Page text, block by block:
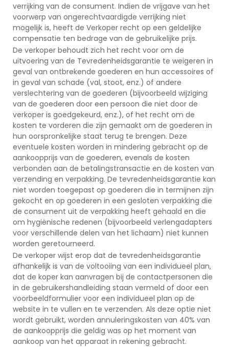
verrijking van de consument. Indien de vrijgave van het
voorwerp van ongerechtvaardigde verrijking niet
mogelijk is, heeft de Verkoper recht op een geldelijke
compensatie ten bedrage van de gebruikelijke prijs.
De verkoper behoudt zich het recht voor om de
uitvoering van de Tevredenheidsgarantie te weigeren in
geval van ontbrekende goederen en hun accessoires of
in geval van schade (val, stoot, enz.) of andere
verslechtering van de goederen (bijvoorbeeld wijziging
van de goederen door een persoon die niet door de
verkoper is goedgekeurd, enz.), of het recht om de
kosten te vorderen die zijn gemaakt om de goederen in
hun oorspronkelijke staat terug te brengen. Deze
eventuele kosten worden in mindering gebracht op de
aankoopprijs van de goederen, evenals de kosten
verbonden aan de betalingstransactie en de kosten van
verzending en verpakking. De tevredenheidsgarantie kan
niet worden toegepast op goederen die in termijnen zijn
gekocht en op goederen in een gesloten verpakking die
de consument uit de verpakking heeft gehaald en die
om hygiënische redenen (bijvoorbeeld verlengadapters
voor verschillende delen van het lichaam) niet kunnen
worden geretourneerd.
De verkoper wijst erop dat de tevredenheidsgarantie
afhankelijk is van de voltooiing van een individueel plan,
dat de koper kan aanvragen bij de contactpersonen die
in de gebruikershandleiding staan vermeld of door een
voorbeeldformulier voor een individueel plan op de
website in te vullen en te verzenden. Als deze optie niet
wordt gebruikt, worden annuleringskosten van 40% van
de aankoopprijs die geldig was op het moment van
aankoop van het apparaat in rekening gebracht.